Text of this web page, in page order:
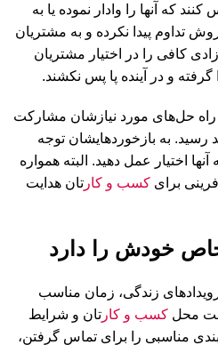
که آنها را وادار نموده یا به
تداوم پیدا نکرده و به مشتریان
کافی را در اختیار مشتریان
و در آینده پا پس نکشند.
راه حل‌های مورد نیازشان مشارکت
رسید. به بازخوردهایشان توجه
اختیار عمل دهید. البته همواره
برای کسب و کار تان هدایت
زندگی، زمان مناسب
محل کسب و کار تان و شرایط
مناسبی را برای تماس گرفتن،